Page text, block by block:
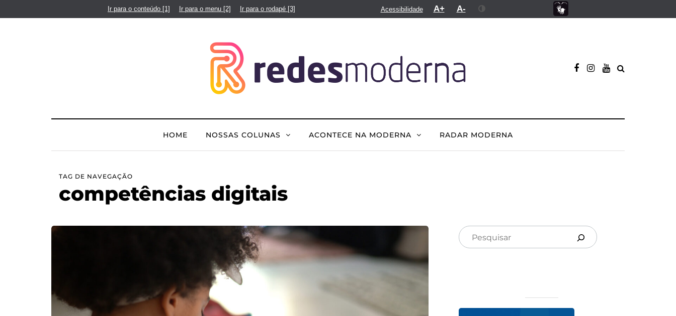
Ir para o conteúdo [1] Ir para o menu [2] Ir para o rodapé [3] Acessibilidade A+ A-
HOME NOSSAS COLUNAS ACONTECE NA MODERNA RADAR MODERNA
TAG DE NAVEGAÇÃO
competências digitais